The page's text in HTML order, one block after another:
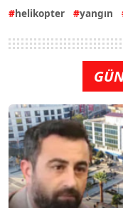
helikopter yangın